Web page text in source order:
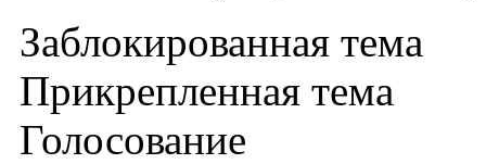
Заблокированная тема
Прикрепленная тема
Голосование